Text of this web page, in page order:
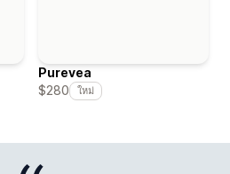
Purevea
$280
ใหม่